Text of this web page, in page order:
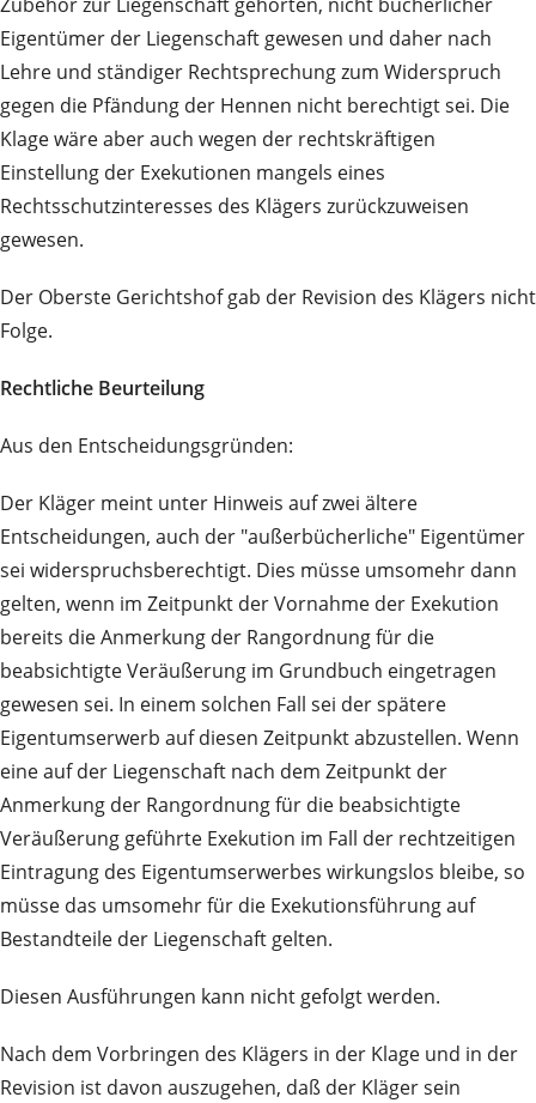
Eigentümer der Liegenschaft gewesen und daher nach
Lehre und ständiger Rechtsprechung zum Widerspruch
gegen die Pfändung der Hennen nicht berechtigt sei. Die
Klage wäre aber auch wegen der rechtskräftigen
Einstellung der Exekutionen mangels eines
Rechtsschutzinteresses des Klägers zurückzuweisen
gewesen.
Der Oberste Gerichtshof gab der Revision des Klägers nicht
Folge.
Rechtliche Beurteilung
Aus den Entscheidungsgründen:
Der Kläger meint unter Hinweis auf zwei ältere
Entscheidungen, auch der "außerbücherliche" Eigentümer
sei widerspruchsberechtigt. Dies müsse umsomehr dann
gelten, wenn im Zeitpunkt der Vornahme der Exekution
bereits die Anmerkung der Rangordnung für die
beabsichtigte Veräußerung im Grundbuch eingetragen
gewesen sei. In einem solchen Fall sei der spätere
Eigentumserwerb auf diesen Zeitpunkt abzustellen. Wenn
eine auf der Liegenschaft nach dem Zeitpunkt der
Anmerkung der Rangordnung für die beabsichtigte
Veräußerung geführte Exekution im Fall der rechtzeitigen
Eintragung des Eigentumserwerbes wirkungslos bleibe, so
müsse das umsomehr für die Exekutionsführung auf
Bestandteile der Liegenschaft gelten.
Diesen Ausführungen kann nicht gefolgt werden.
Nach dem Vorbringen des Klägers in der Klage und in der
Revision ist davon auszugehen, daß der Kläger sein